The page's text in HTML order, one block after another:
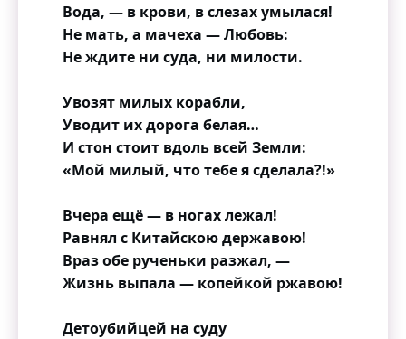
Вода, — в крови, в слезах умылася!
Не мать, а мачеха — Любовь:
Не ждите ни суда, ни милости.
Увозят милых корабли,
Уводит их дорога белая…
И стон стоит вдоль всей Земли:
«Мой милый, что тебе я сделала?!»
Вчера ещё — в ногах лежал!
Равнял с Китайскою державою!
Враз обе рученьки разжал, —
Жизнь выпала — копейкой ржавою!
Детоубийцей на суду